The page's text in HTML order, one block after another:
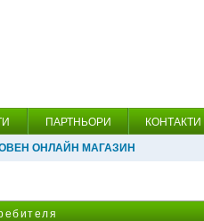
ПАРТНЬОРИ КОНТАКТИ
ОНЛАЙН МАГАЗИН